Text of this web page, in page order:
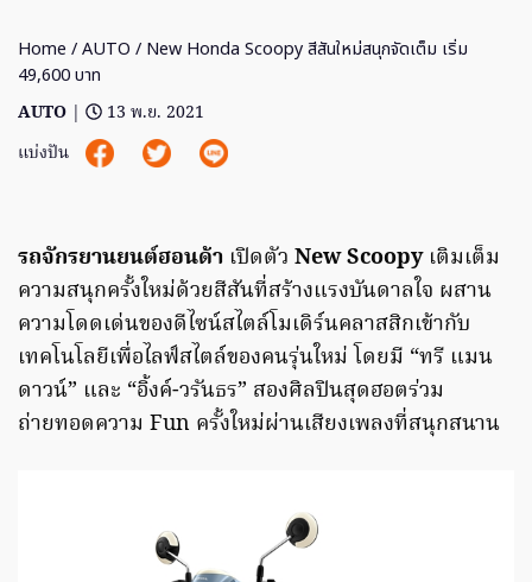
Home /AUTO / New Honda Scoopy สีสันใหม่สนุกจัดเต็ม เริ่ม
49,600 บาท
AUTO |
13 พ.ย. 2021
แบ่งปัน
รถจักรยานยนต์ฮอนด้า เปิดตัว New Scoopyเติมเต็ม
ความสนุกครั้งใหม่ด้วยสีสันที่สร้างแรงบันดาลใจ ผสาน
ความโดดเด่นของดีไซน์สไตล์โมเดิร์นคลาสสิกเข้ากับ
เทคโนโลยีเพื่อไลฟ์สไตล์ของคนรุ่นใหม่ โดยมี “ทรี แมน
ดาวน์” และ “อิ้งค์-วรันธร” สองศิลปินสุดฮอตร่วม
ถ่ายทอดความ Fun ครั้งใหม่ผ่านเสียงเพลงที่สนุกสนาน